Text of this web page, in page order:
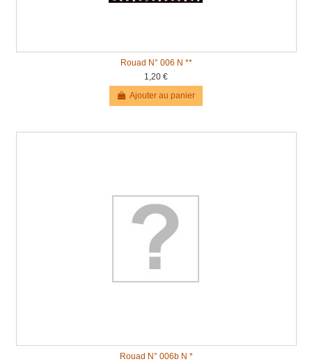
Rouad N° 006 N **
1,20 €
Ajouter au panier
Rouad N° 006b N *